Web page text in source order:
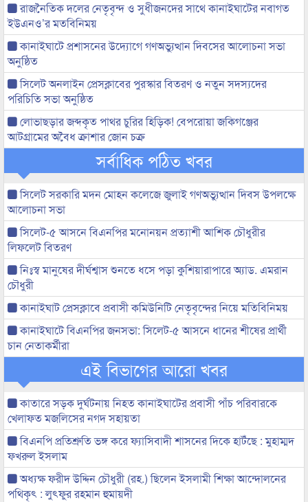
রাজনৈতিক দলের নেতৃবৃন্দ ও সুধীজনদের সাথে কানাইঘাটের নবাগত
ইউএনও’র মতবিনিময়
কানাইঘাটে প্রশাসনের উদ্যোগে গণঅভ্যুত্থান দিবসের আলোচনা সভা
অনুষ্ঠিত
সিলেট অনলাইন প্রেসক্লাবের পুরস্কার বিতরণ ও নতুন সদস্যদের
পরিচিতি সভা অনুষ্ঠিত
লোভাছড়ার জব্দকৃত পাথর চুরির হিড়িক! বেপরোয়া জকিগঞ্জের
আটগ্রামের অবৈধ ক্রাশার জোন চক্র
সর্বাধিক পঠিত খবর
সিলেট সরকারি মদন মোহন কলেজে জুলাই গণঅভ্যুত্থান দিবস উপলক্ষে
আলোচনা সভা
সিলেট-৫ আসনে বিএনপির মনোনয়ন প্রত্যাশী আশিক চৌধুরীর
লিফলেট বিতরণ
নিঃস্ব মানুষের দীর্ঘশ্বাস শুনতে ধসে পড়া কুশিয়ারাপারে অ্যাড. এমরান
চৌধুরী
কানাইঘাট প্রেসক্লাবে প্রবাসী কমিউনিটি নেতৃবৃন্দের নিয়ে মতিবিনিময়
কানাইঘাটে বিএনপির জনসভা: সিলেট-৫ আসনে ধানের শীষের প্রার্থী
চান নেতাকর্মীরা
এই বিভাগের আরো খবর
কাতারে সড়ক দুর্ঘটনায় নিহত কানাইঘাটের প্রবাসী পাঁচ পরিবারকে
খেলাফত মজলিসের নগদ সহায়তা
বিএনপি প্রতিশ্রুতি ভঙ্গ করে ফ্যাসিবাদী শাসনের দিকে হাটঁছে : মুহাম্মদ
ফখরুল ইসলাম
অধ্যক্ষ ফরীদ উদ্দিন চৌধুরী (রহ.) ছিলেন ইসলামী শিক্ষা আন্দোলনের
পথিকৃৎ : লুৎফুর রহমান হুমায়দী